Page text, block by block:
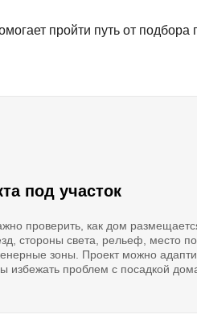
проверить, как дом
стороны света, рельеф, место
зоны. Проект можно
избежать проблем с посадкой
под участок
пройти путь от